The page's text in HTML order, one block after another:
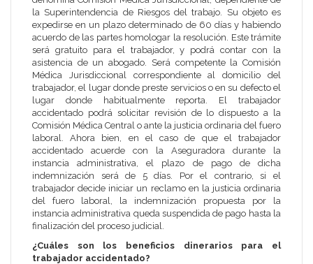
la Superintendencia de Riesgos del trabajo . Su objeto es
expedirse en un plazo determinado de 60 días y habiendo
acuerdo de las partes homologar la resolución. Este trámite
será gratuito para el trabajador, y podrá contar con la
asistencia de un abogado. Será competente la Comisión
Médica Jurisdiccional correspondiente al domicilio del
trabajador, el lugar donde preste servicios o en su defecto el
lugar donde habitualmente reporta. El trabajador
accidentado podrá solicitar revisión de lo dispuesto a la
Comisión Médica Central o ante la justicia ordinaria del fuero
laboral. Ahora bien, en el caso de que el trabajador
accidentado acuerde con la Aseguradora durante la
instancia administrativa, el plazo de pago de dicha
indemnización será de 5 días. Por el contrario, si el
trabajador decide iniciar un reclamo en la justicia ordinaria
del fuero laboral, la indemnización propuesta por la
instancia administrativa queda suspendida de pago hasta la
finalización del proceso judicial.
¿Cuáles son los beneficios dinerarios para el
trabajador accidentado?